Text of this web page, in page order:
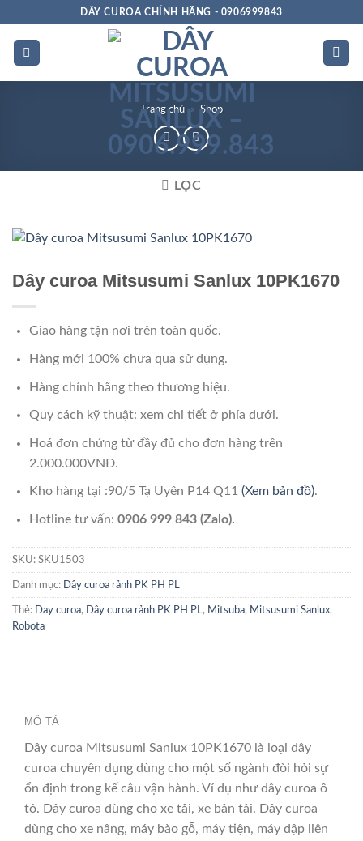
dung
DÂY CUROA CHÍNH HÃNG - 0906999843
Trang chủ » Shop
LỌC
Dây curoa Mitsusumi Sanlux 10PK1670
Giao hàng tận nơi trên toàn quốc.
Hàng mới 100% chưa qua sử dụng.
Hàng chính hãng theo thương hiệu.
Quy cách kỹ thuật: xem chi tiết ở phía dưới.
Hoá đơn chứng từ đầy đủ cho đơn hàng trên
2.000.000VNĐ.
Kho hàng tại :90/5 Tạ Uyên P14 Q11 (Xem bản đồ).
Hotline tư vấn: 0906 999 843 (Zalo).
SKU: SKU1503
Danh mục: Dây curoa rảnh PK PH PL
Thẻ: Day curoa, Dây curoa rảnh PK PH PL , Mitsuba, Mitsusumi Sanlux,
Robota
MÔ TẢ
Dây curoa Mitsusumi Sanlux 10PK1670 là loại dây
curoa chuyên dụng dùng cho một số ngành đòi hỏi sự
ổn định trong kế câu vận hành. Ví dụ như dây curoa ô
tô. Dây curoa dùng cho xe tải, xe bản tải. Dây curoa
dùng cho xe nâng, máy bào gỗ, máy tiện, máy dập liên